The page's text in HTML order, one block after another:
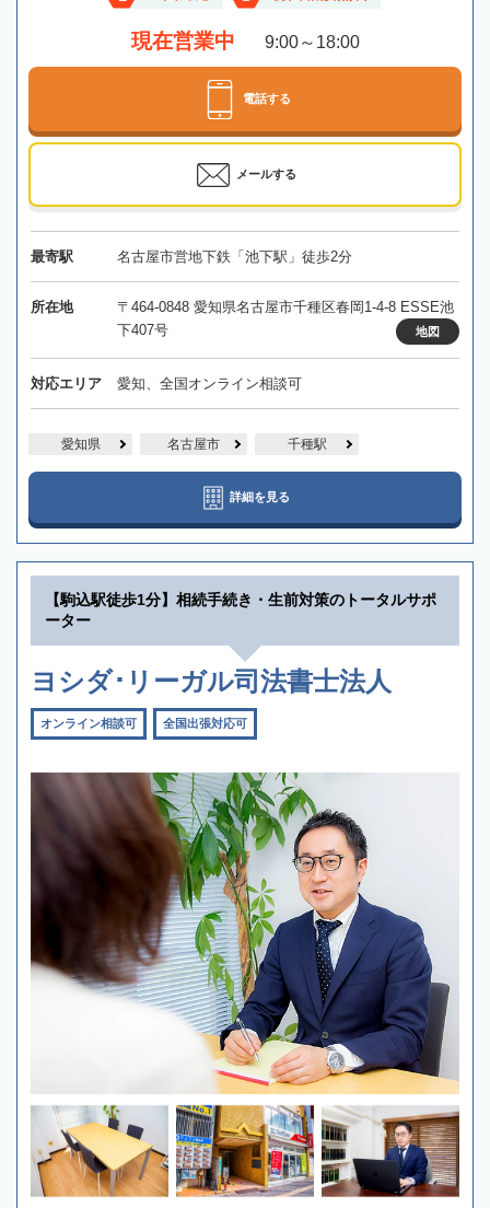
現在営業中 9:00～18:00
電話する
メールする
最寄駅 名古屋市営地下鉄「池下駅」徒歩2分
所在地
〒464-0848 愛知県名古屋市千種区春岡1-4-8 ESSE池
下407号
地図
対応エリア 愛知、全国オンライン相談可
愛知県 名古屋市 千種駅
詳細を見る
【駒込駅徒歩1分】相続手続き・生前対策のトータルサポ
ーター
ヨシダ･リーガル司法書士法人
オンライン相談可 全国出張対応可